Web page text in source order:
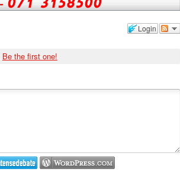
Login
Be the first one!